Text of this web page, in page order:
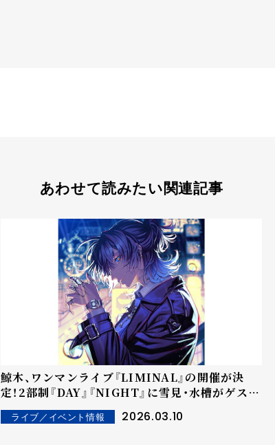
あわせて読みたい関連記事
鯨木、ワンマンライブ『LIMINAL』の開催が決
定！2部制『DAY』『NIGHT』に雪見・水槽がゲスト
出演！
ライブ／イベント情報 2026.03.10